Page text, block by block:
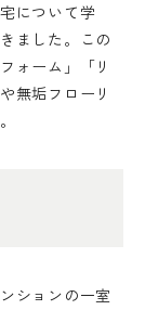
について学
ました。この
ォーム」「リ
無垢フローリ
ションの一室